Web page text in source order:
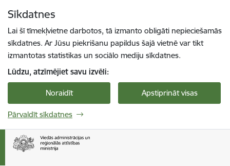
Sīkdatnes
Lai šī tīmekļvietne darbotos, tā izmanto obligāti nepieciešamās
sīkdatnes. Ar Jūsu piekrišanu papildus šajā vietnē var tikt
izmantotas statistikas un sociālo mediju sīkdatnes.
Lūdzu, atzīmējiet savu izvēli:
Noraidīt Apstiprināt visas
Pārvaldīt sīkdatnes